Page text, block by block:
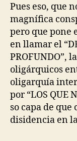
Pues eso, que
magnífica
pero que pone
en llamar el
PROFUNDO”,
oligárquicos
oligarquía
por “LOS QUE
so capa de
disidencia en